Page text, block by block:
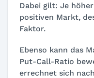
Dabei gilt: Je
positiven Markt,
Faktor.
Ebenso kann das
Put-Call-Ratio
errechnet sich